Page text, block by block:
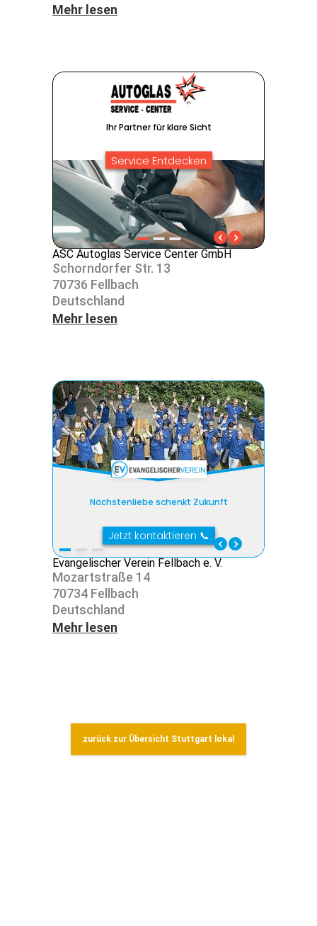
Mehr lesen
ASC Autoglas Service Center GmbH
Schorn­dorfer Str. 13
70736 Fell­bach
Deutsch­land
Mehr lesen
Evangelischer Verein Fellbach e. V.
Mozart­straße 14
70734 Fell­bach
Deutsch­land
Mehr lesen
zurück zur Übersicht Stuttgart lokal